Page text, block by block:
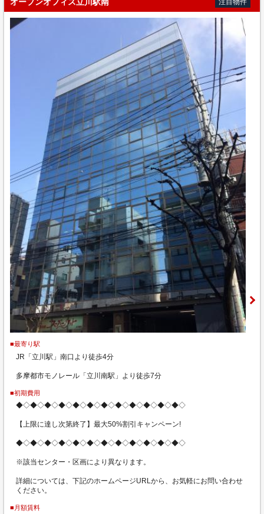
オープンオフィス立川駅南 注目物件
■最寄り駅
JR「立川駅」南口より徒歩4分
多摩都市モノレール「立川南駅」より徒歩7分
■初期費用
◆◇◆◇◆◇◆◇◆◇◆◇◆◇◆◇◆◇◆◇◆◇◆◇
【上限に達し次第終了】最大50%割引キャンペーン!
◆◇◆◇◆◇◆◇◆◇◆◇◆◇◆◇◆◇◆◇◆◇◆◇
※該当センター・区画により異なります。
詳細については、下記のホームページURLから、お気軽にお問い合わせ
ください。
■月額賃料